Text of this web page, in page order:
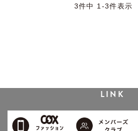
3件中 1 -3件表示
LINK